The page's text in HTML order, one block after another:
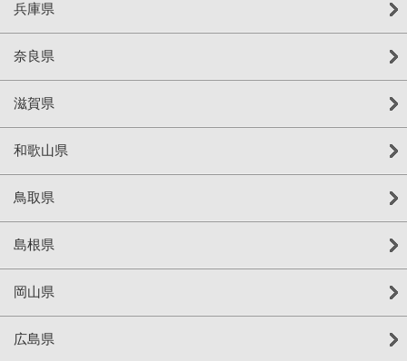
兵庫県
奈良県
滋賀県
和歌山県
鳥取県
島根県
岡山県
広島県